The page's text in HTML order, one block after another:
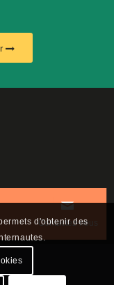
Contactez-nous
d'obtenir des